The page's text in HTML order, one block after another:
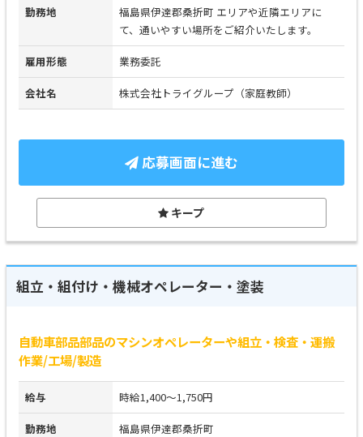
勤務地
福島県伊達郡桑折町 エリアや近隣エリアに
て、通いやすい場所をご紹介いたします。
雇用形態 業務委託
会社名 株式会社トライグループ（家庭教師）
応募画面に進む
キープ
組立・組付け・機械オペレーター・塗装
自動車部品部品のマシンオペレーターや組立・検査・運搬
作業/工場/製造
給与 時給1,400～1,750円
勤務地 福島県伊達郡桑折町